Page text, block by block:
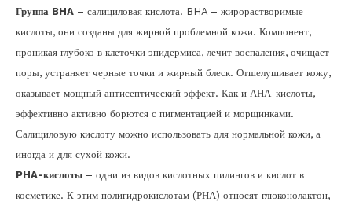
Группа BHA – салициловая кислота. BHA – жирорастворимые
кислоты, они созданы для жирной проблемной кожи. Компонент,
проникая глубоко в клеточки эпидермиса, лечит воспаления, очищает
поры, устраняет черные точки и жирный блеск. Отшелушивает кожу,
оказывает мощный антисептический эффект. Как и АНА-кислоты,
эффективно активно борются с пигментацией и морщинками.
Салициловую кислоту можно использовать для нормальной кожи, а
иногда и для сухой кожи.
PHA-кислоты – одни из видов кислотных пилингов и кислот в
косметике. К этим полигидрокислотам (РНА) относят глюконолактон,